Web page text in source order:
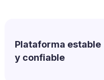
Plataforma estable
y confiable